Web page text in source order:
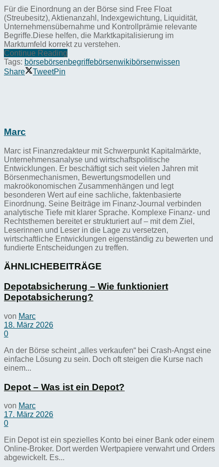
Für die Einordnung an der Börse sind Free Float
(Streubesitz), Aktienanzahl, Indexgewichtung, Liquidität,
Unternehmensübernahme und Kontrollprämie relevante
Begriffe.Diese helfen, die Marktkapitalisierung im
Marktumfeld korrekt zu verstehen.
Continue Reading
Tags: börsebörsenbegriffebörsenwikibörsenwissen
Share
TweetPin
Marc
Marc ist Finanzredakteur mit Schwerpunkt Kapitalmärkte,
Unternehmensanalyse und wirtschaftspolitische
Entwicklungen. Er beschäftigt sich seit vielen Jahren mit
Börsenmechanismen, Bewertungsmodellen und
makroökonomischen Zusammenhängen und legt
besonderen Wert auf eine sachliche, faktenbasierte
Einordnung. Seine Beiträge im Finanz-Journal verbinden
analytische Tiefe mit klarer Sprache. Komplexe Finanz- und
Rechtsthemen bereitet er strukturiert auf – mit dem Ziel,
Leserinnen und Leser in die Lage zu versetzen,
wirtschaftliche Entwicklungen eigenständig zu bewerten und
fundierte Entscheidungen zu treffen.
ÄHNLICHEBEITRÄGE
Depotabsicherung – Wie funktioniert
Depotabsicherung?
von Marc
18. März 2026
0
An der Börse scheint „alles verkaufen“ bei Crash-Angst eine
einfache Lösung zu sein. Doch oft steigen die Kurse nach
einem...
Depot – Was ist ein Depot?
von Marc
17. März 2026
0
Ein Depot ist ein spezielles Konto bei einer Bank oder einem
Online-Broker. Dort werden Wertpapiere verwahrt und Orders
abgewickelt. Es...